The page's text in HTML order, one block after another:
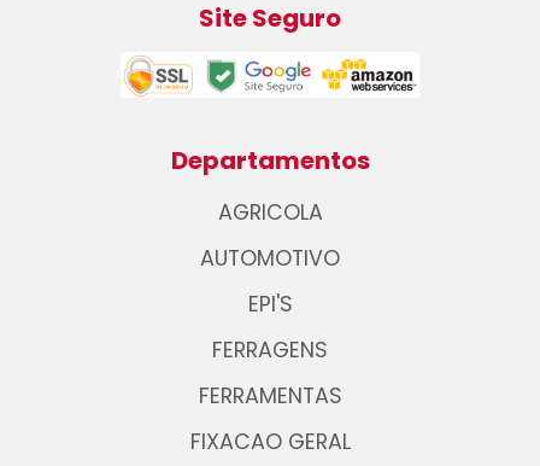
Site Seguro
Departamentos
AGRICOLA
AUTOMOTIVO
EPI'S
FERRAGENS
FERRAMENTAS
FIXACAO GERAL